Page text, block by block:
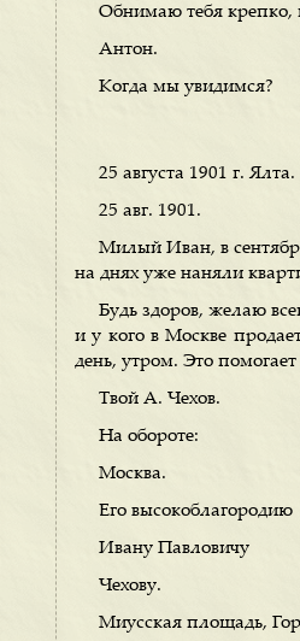
Обнимаю тебя крепко,
Антон.
Когда мы увидимся?
25 августа 1901 г. Ялта.
25 авг. 1901.
Милый Иван, в
на днях уже наняли
Будь здоров, желаю
и у кого в Москве
день, утром. Это
Твой А. Чехов.
На обороте:
Москва.
Его высокоблагородию
Ивану Павловичу
Чехову.
Миусская площадь,